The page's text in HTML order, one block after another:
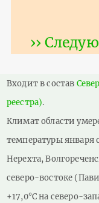
››
Входит в состав
реестра).
Климат области
температуры января
Нерехта,
северо-востоке
+17,0°С на северо-